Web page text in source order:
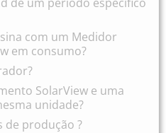
com um Medidor
em consumo?
SolarView e uma
unidade?
de produção ?